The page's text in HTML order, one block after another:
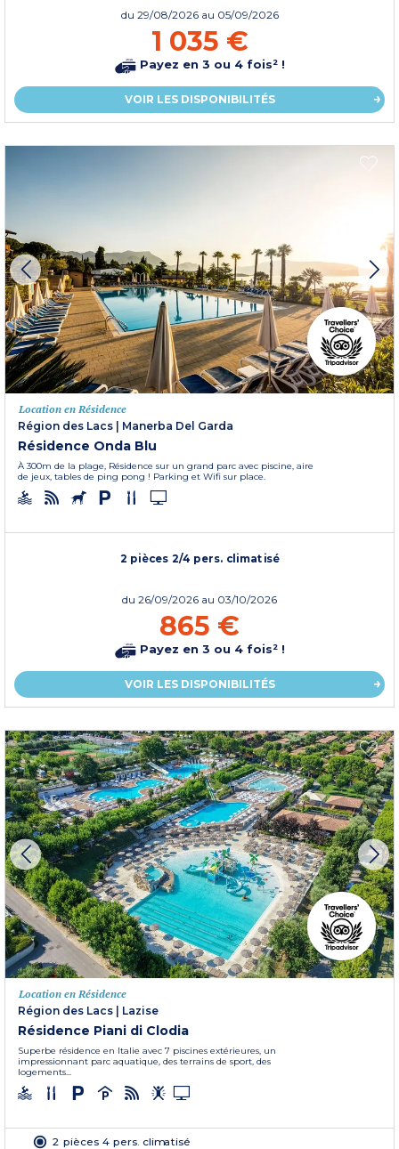
du 29/08/2026 au 05/09/2026
1 035 €
Payez en 3 ou 4 fois² !
VOIR LES DISPONIBILITÉS
Location en Résidence
Région des Lacs
Manerba Del Garda
Résidence Onda Blu
À 300m de la plage, Résidence sur un grand parc avec piscine, aire
de jeux, tables de ping pong ! Parking et Wifi sur place.
2 pièces 2/4 pers. climatisé
du 26/09/2026 au 03/10/2026
865 €
Payez en 3 ou 4 fois² !
VOIR LES DISPONIBILITÉS
Location en Résidence
Région des Lacs
Lazise
Résidence Piani di Clodia
Superbe résidence en Italie avec 7 piscines extérieures, un
impressionnant parc aquatique, des terrains de sport, des
logements...
2 pièces 4 pers. climatisé